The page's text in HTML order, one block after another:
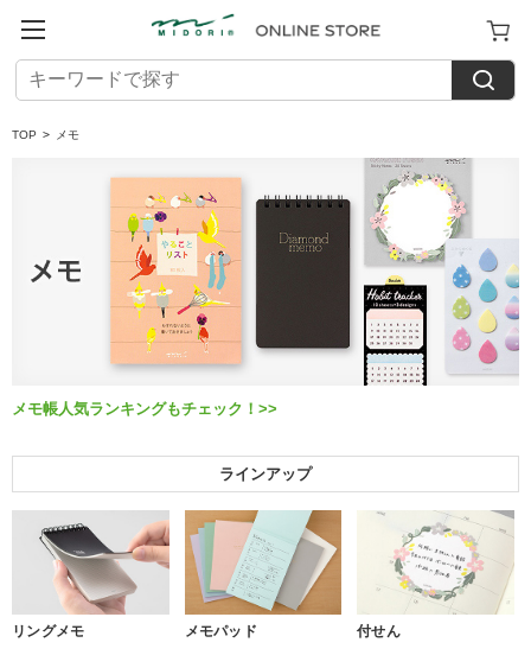
TOP > メモ
メモ帳人気ランキングもチェック！>>
ラインアップ
リングメモ メモパッド 付せん